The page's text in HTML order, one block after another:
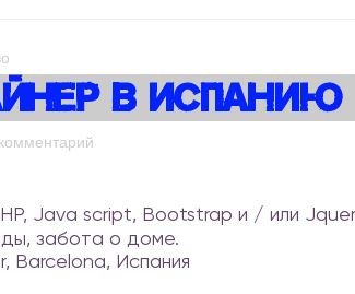
В Испанию
Java script, Bootstrap и / или
забота о доме.
Barcelona, Испания